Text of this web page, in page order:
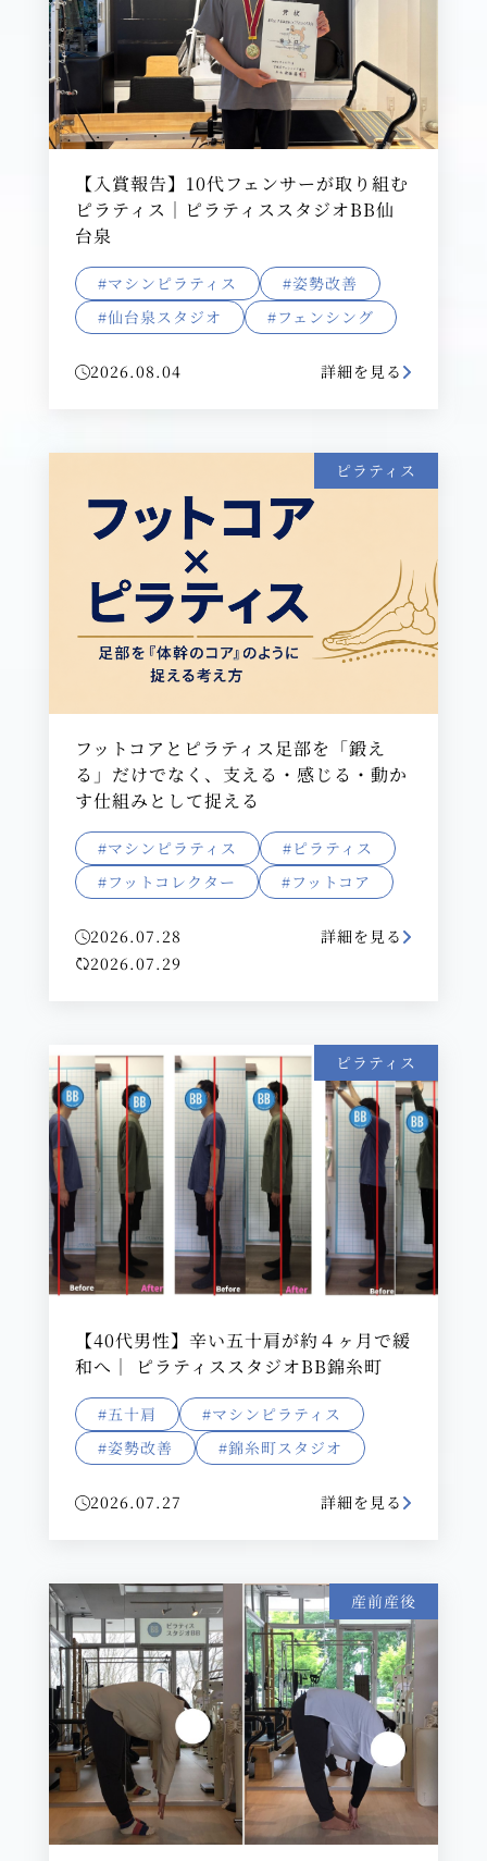
【入賞報告】10代フェンサーが取り組む
ピラティス｜ピラティススタジオBB仙
台泉
#マシンピラティス
#姿勢改善
#仙台泉スタジオ
#フェンシング
2026.08.04 詳細を見る
ピラティス
フットコアとピラティス足部を「鍛え
る」だけでなく、支える・感じる・動か
す仕組みとして捉える
#マシンピラティス
#ピラティス
#フットコレクター
#フットコア
2026.07.28
2026.07.29
詳細を見る
ピラティス
【40代男性】辛い五十肩が約４ヶ月で緩
和へ｜ ピラティススタジオBB錦糸町
#五十肩
#マシンピラティス
#姿勢改善
#錦糸町スタジオ
2026.07.27 詳細を見る
産前産後